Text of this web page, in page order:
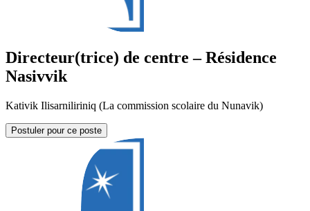
Directeur(trice) de centre – Résidence
Nasivvik
Kativik Ilisarniliriniq (La commission scolaire du Nunavik)
Postuler pour ce poste